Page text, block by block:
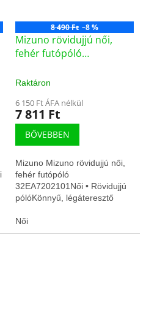
8 490 Ft –8 %
Mizuno rövidujjú női,
fehér futópóló
Raktáron
6 150 Ft ÁFA nélkül
7 811 Ft
BŐVEBBEN
Mizuno Mizuno rövidujjú női,
fehér futópóló
32EA7202101Női • Rövidujjú
pólóKönnyű, légáteresztő
edzésre optimalizálva
Női